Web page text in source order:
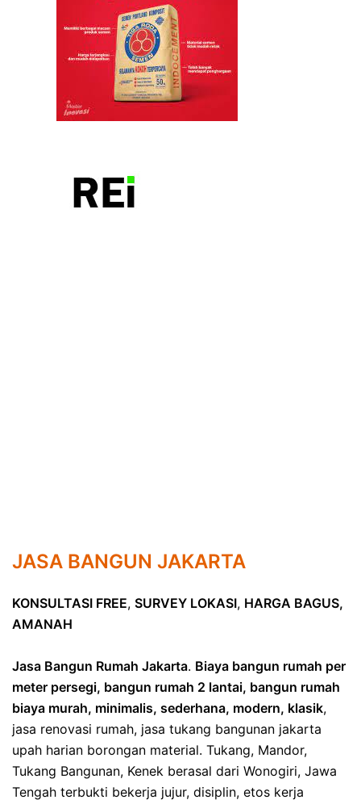
JASA BANGUN JAKARTA
KONSULTASI FREE, SURVEY LOKASI, HARGA BAGUS,
AMANAH
Jasa Bangun Rumah Jakarta. Biaya bangun rumah per
meter persegi, bangun rumah 2 lantai, bangun rumah
biaya murah, minimalis, sederhana, modern, klasik,
jasa renovasi rumah, jasa tukang bangunan jakarta
upah harian borongan material. Tukang, Mandor,
Tukang Bangunan, Kenek berasal dari Wonogiri, Jawa
Tengah terbukti bekerja jujur, disiplin, etos kerja